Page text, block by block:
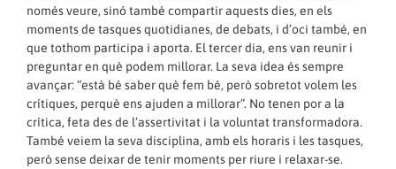
només veure, sinó també compartir aquests dies, en els
moments de tasques quotidianes, de debats, i d’oci també, en
que tothom participa i aporta. El tercer dia, ens van reunir i
preguntar en què podem millorar. La seva idea és sempre
avançar: “està bé saber què fem bé, però sobretot volem les
crítiques, perquè ens ajuden a millorar”. No tenen por a la
crítica, feta des de l’assertivitat i la voluntat transformadora.
També veiem la seva disciplina, amb els horaris i les tasques,
però sense deixar de tenir moments per riure i relaxar-se.